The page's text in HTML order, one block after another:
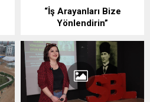
“İş Arayanları Bize
Yönlendirin”